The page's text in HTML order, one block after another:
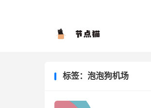
标签：泡泡狗机场